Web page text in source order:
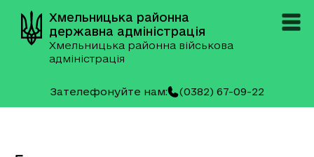
Хмельницька районна
державна адміністрація
Хмельницька районна військова
адміністрація
Зателефонуйте нам: (0382) 67-09-22